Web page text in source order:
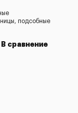
подсобные
В сравнение